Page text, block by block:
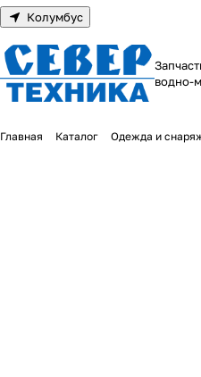
Колумбус
водно-
Главная Каталог Одежда и